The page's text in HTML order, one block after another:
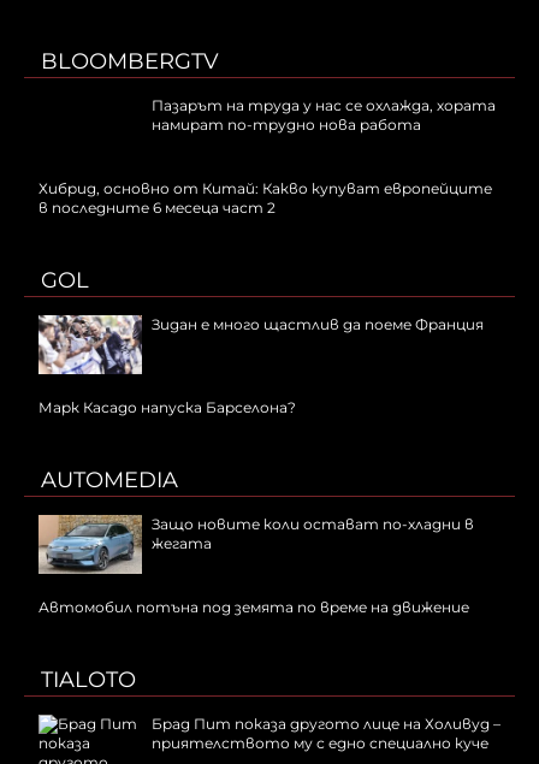
BLOOMBERGTV
Пазарът на труда у нас се охлажда, хората
намират по-трудно нова работа
Хибрид, основно от Китай: Какво купуват европейците
в последните 6 месеца част 2
GOL
Зидан е много щастлив да поеме Франция
Марк Касадо напуска Барселона?
AUTOMEDIA
Защо новите коли остават по-хладни в
жегата
Автомобил потъна под земята по време на движение
TIALOTO
Брад Пит показа другото лице на Холивуд –
приятелството му с едно специално куче